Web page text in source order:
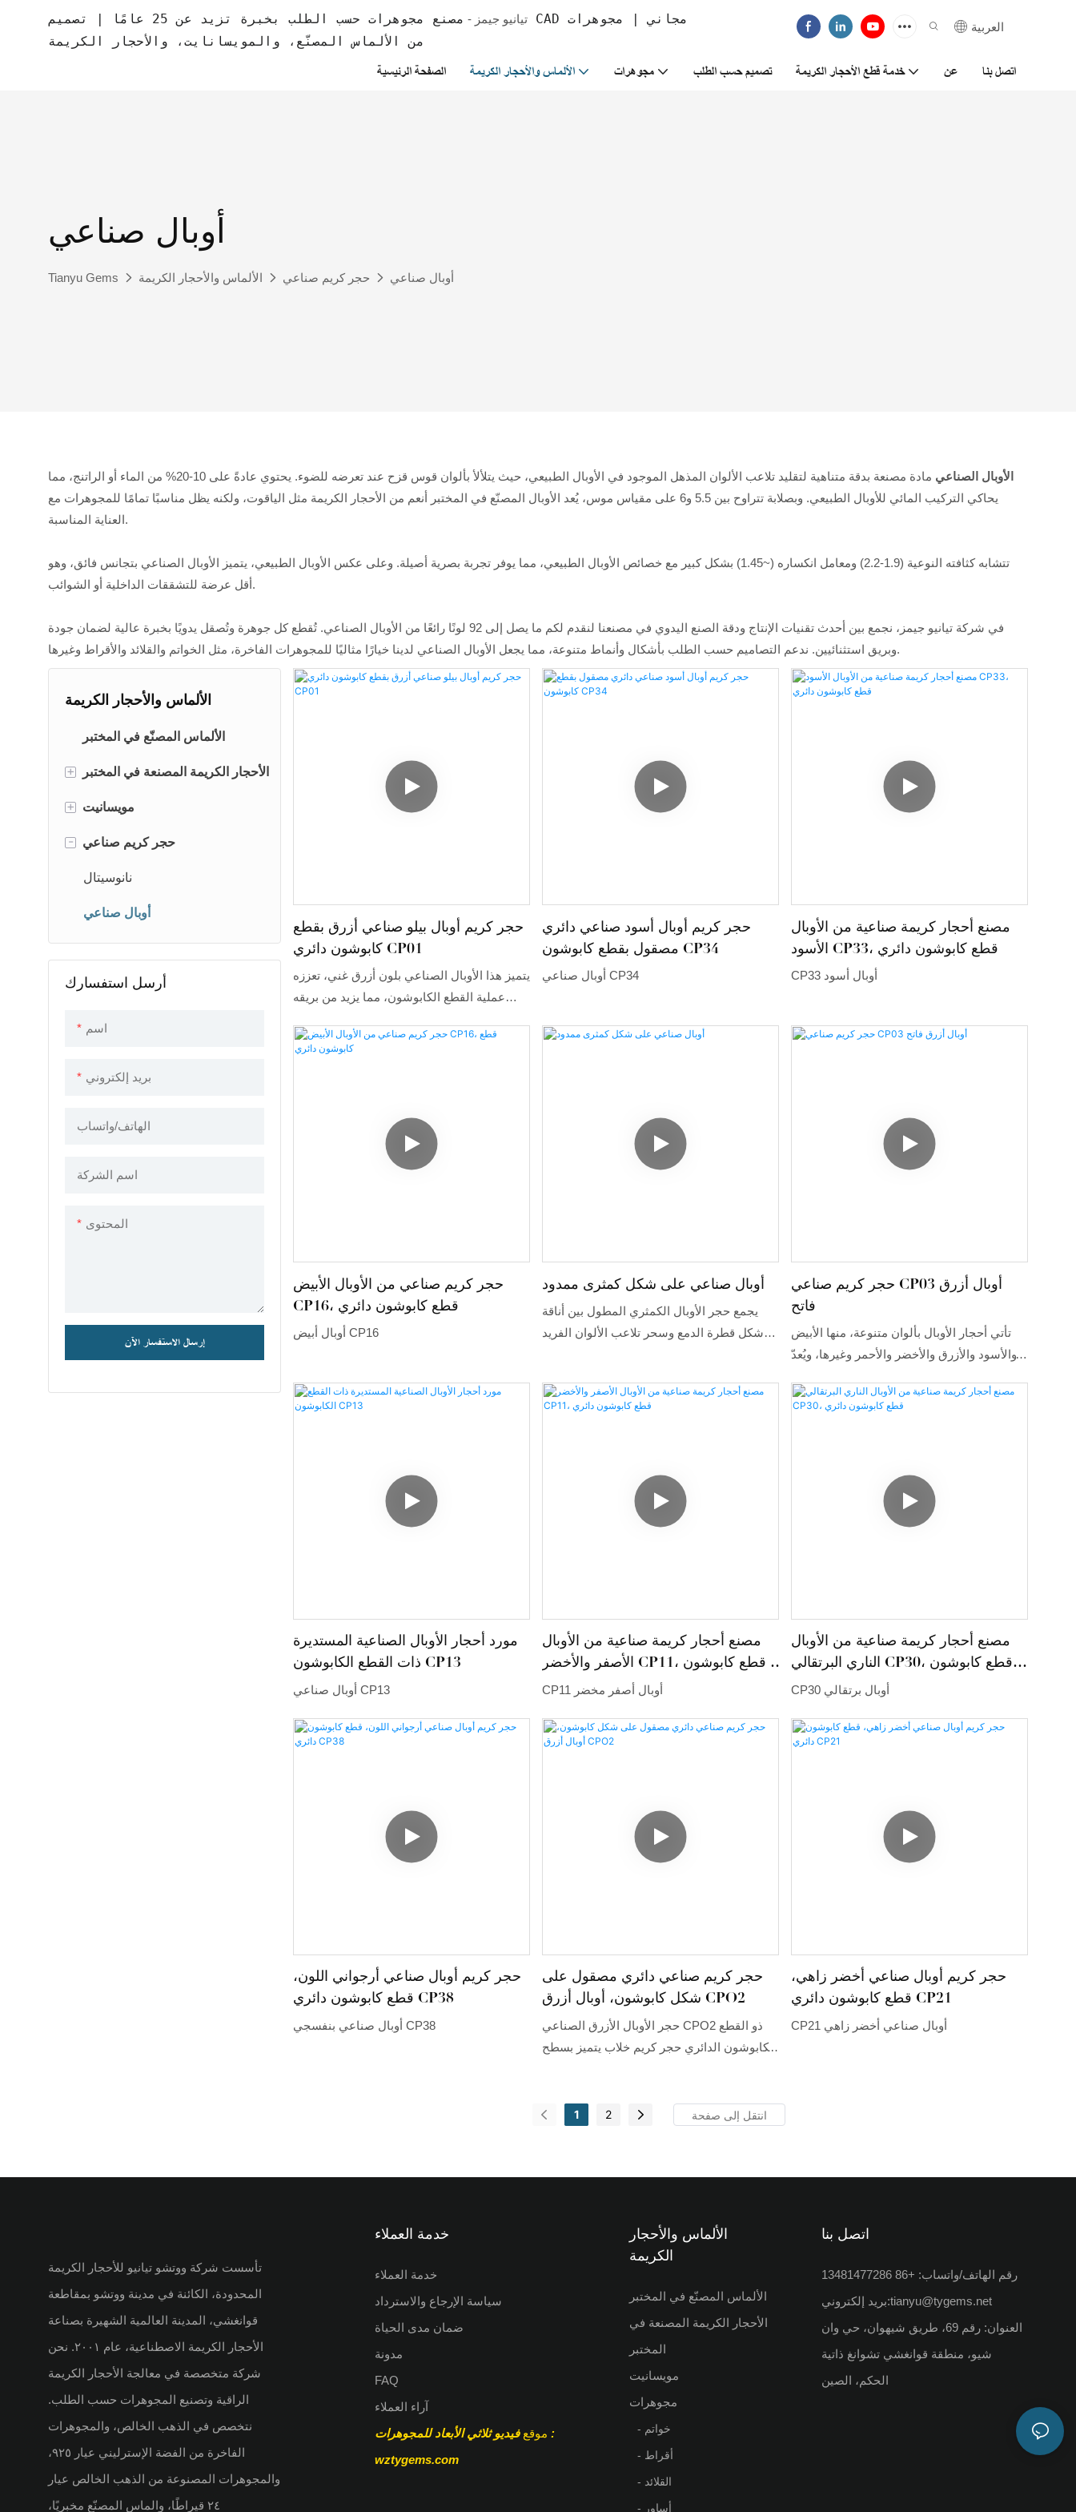
تيانيو جيمز -
مصنع مجوهرات حسب الطلب بخبرة تزيد عن 25 عامًا | تصميم CAD مجاني | مجوهرات
من الألماس المصنّع، والمويسانايت، والأحجار الكريمة
العربية
الصفحة الرئيسية الألماس والأحجار الكريمة مجوهرات تصميم حسب الطلب خدمة قطع الأحجار الكريمة عن اتصل بنا
أوبال صناعي
Tianyu Gems الألماس والأحجار الكريمة حجر كريم صناعي أوبال صناعي
الأوبال الصناعي
مادة مصنعة بدقة متناهية لتقليد تلاعب الألوان المذهل الموجود في الأوبال الطبيعي، حيث يتلألأ بألوان قوس قزح عند تعرضه للضوء. يحتوي عادةً على 10-20% من الماء أو الراتنج، مما
يحاكي التركيب المائي للأوبال الطبيعي. وبصلابة تتراوح بين 5.5 و6 على مقياس موس، يُعد الأوبال المصنّع في المختبر أنعم من الأحجار الكريمة مثل الياقوت، ولكنه يظل مناسبًا تمامًا للمجوهرات مع
العناية المناسبة.
تتشابه كثافته النوعية (1.9-2.2) ومعامل انكساره (~1.45) بشكل كبير مع خصائص الأوبال الطبيعي، مما يوفر تجربة بصرية أصيلة. وعلى عكس الأوبال الطبيعي، يتميز الأوبال الصناعي بتجانس فائق، وهو
أقل عرضة للتشققات الداخلية أو الشوائب.
في شركة تيانيو جيمز، نجمع بين أحدث تقنيات الإنتاج ودقة الصنع اليدوي في مصنعنا لنقدم لكم ما يصل إلى 92 لونًا رائعًا من الأوبال الصناعي. تُقطع كل جوهرة وتُصقل يدويًا بخبرة عالية لضمان جودة
وبريق استثنائيين. ندعم التصاميم حسب الطلب بأشكال وأنماط متنوعة، مما يجعل الأوبال الصناعي لدينا خيارًا مثاليًا للمجوهرات الفاخرة، مثل الخواتم والقلائد والأقراط وغيرها.
الألماس والأحجار الكريمة
الألماس المصنّع في المختبر
+ الأحجار الكريمة المصنعة في المختبر
الياقوت المزروع في المختبر
روبي مزروع في المختبر
ألكسندريت مصنّع مخبرياً
زمرد حراري مائي
+ مويسانيت
مويسانيت أبيض
مويسانيت ملون
- حجر كريم صناعي
نانوسيتال
أوبال صناعي
أرسل استفسارك
اسم
بريد إلكتروني
الهاتف/واتساب
اسم الشركة
المحتوى
إرسال الاستفسار الآن
حجر كريم أوبال بيلو صناعي أزرق بقطع
كابوشون دائري CP01
يتميز هذا الأوبال الصناعي بلون أزرق غني، تعززه
عملية القطع الكابوشون، مما يزيد من بريقه
عاليي الجودة، يحاكي هذا الأوبال جمال
يجمع بين سحر الأوبال الثمين وجودة الأوبال
الصناعي وسعره المناسب. شكله الدائري
المصقول ولونه الزاهي يجعلان منه خيارًا مثاليًا
حجر كريم أوبال أسود صناعي دائري
مصقول بقطع كابوشون CP34
أوبال صناعي CP34
مصنع أحجار كريمة صناعية من الأوبال
الأسود CP33، قطع كابوشون دائري
CP33 أوبال أسود
حجر كريم صناعي من الأوبال الأبيض
CP16، قطع كابوشون دائري
أوبال أبيض CP16
أوبال صناعي على شكل كمثرى ممدود
يجمع حجر الأوبال الكمثري المطول بين أناقة
شكل قطرة الدمع وسحر تلاعب الألوان الفريد
المتدلية. يُقطع كل حجر أوبال كمثري مطول
حركة. يُعد هذا القطع مثالياً للمجوهرات الفاخرة
المصممة حسب الطلب، فهو يُعزز طول الحجر
وبريقه، ويُضفي لمسة عصرية على شكل الأحجار
حجر كريم صناعي CP03 أوبال أزرق
فاتح
تأتي أحجار الأوبال بألوان متنوعة، منها الأبيض
والأسود والأزرق والأخضر والأحمر وغيرها، ويُعدّ
الكريم شفافًا أو شبه شفاف أو معتمًا، وتتراوح
مورد أحجار الأوبال الصناعية المستديرة
ذات القطع الكابوشون CP13
أوبال صناعي CP13
مصنع أحجار كريمة صناعية من الأوبال
الأصفر والأخضر CP11، قطع كابوشون
دائري
CP11 أوبال أصفر مخضر
مصنع أحجار كريمة صناعية من الأوبال
الناري البرتقالي CP30، قطع كابوشون
دائري CP30 أوبال برتقالي
حجر كريم أوبال صناعي أرجواني اللون،
قطع كابوشون دائري CP38
أوبال صناعي بنفسجي CP38
حجر كريم صناعي دائري مصقول على
شكل كابوشون، أوبال أزرق CPO2
حجر الأوبال الأزرق الصناعي CPO2 ذو القطع
الكابوشون الدائري حجر كريم خلاب يتميز بسطح
الآسر. يحاكي هذا الأوبال الأزرق الصناعي جمال
الذي يعزز جاذبيته البصرية. يتميز هذا الحجر
حجر كريم أوبال صناعي أخضر زاهي،
قطع كابوشون دائري CP21
CP21 أوبال صناعي أخضر زاهي
1 2
تأسست شركة ووتشو تيانيو للأحجار الكريمة
المحدودة، الكائنة في مدينة ووتشو بمقاطعة
قوانغشي، المدينة العالمية الشهيرة بصناعة
الأحجار الكريمة الاصطناعية، عام ٢٠٠١. نحن
شركة متخصصة في معالجة الأحجار الكريمة
الراقية وتصنيع المجوهرات حسب الطلب.
نتخصص في الذهب الخالص، والمجوهرات
الفاخرة من الفضة الإسترليني عيار ٩٢٥،
والمجوهرات المصنوعة من الذهب الخالص عيار
٢٤ قيراطًا، والماس المصنّع مخبريًا،
خدمة العملاء
خدمة العملاء
سياسة الإرجاع والاسترداد
ضمان مدى الحياة
مدونة
FAQ
آراء العملاء
موقعفيديو ثلاثي الأبعاد للمجوهرات
:
wztygems.com
الألماس والأحجار
الكريمة
الألماس المصنّع في المختبر
الأحجار الكريمة المصنعة في
المختبر
مويسانيت
مجوهرات
- خواتم
- أقراط
- القلائد
- أساور
اتصل بنا
رقم الهاتف/واتساب: +86 13481477286
بريد إلكتروني:tianyu@tygems.net
العنوان: رقم 69، طريق شيهوان، حي وان
شيو، منطقة قوانغشي تشوانغ ذاتية
الحكم، الصين